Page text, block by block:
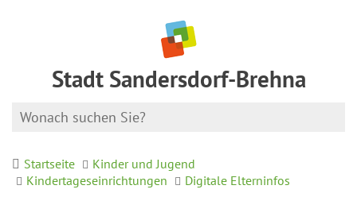
Stadt Sandersdorf-Brehna
Startseite
Kinder und Jugend
Kindertageseinrichtungen
Digitale Elterninfos